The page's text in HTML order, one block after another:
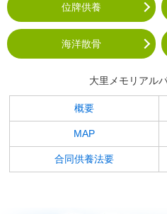
位牌供養
海洋散骨
大里メモリアル
概要
MAP
合同供養法要